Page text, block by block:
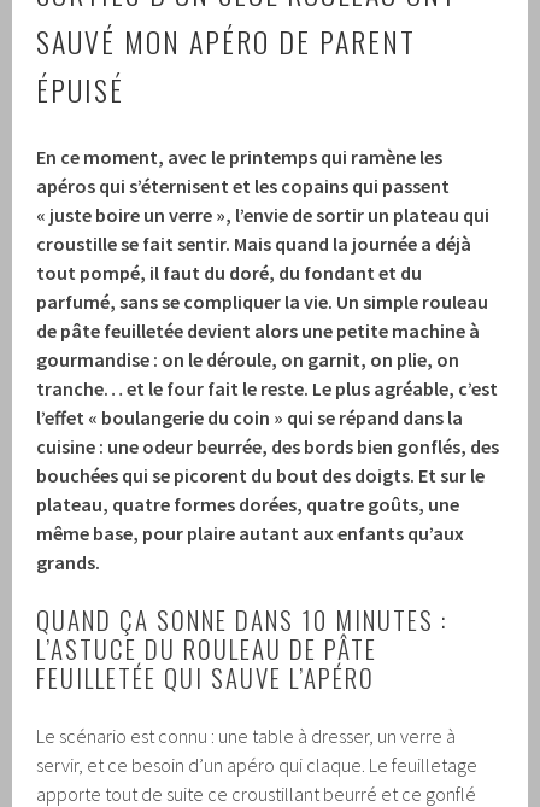
SAUVÉ MON APÉRO DE PARENT
ÉPUISÉ
En ce moment, avec le printemps qui ramène les
apéros qui s’éternisent et les copains qui passent
« juste boire un verre », l’envie de sortir un plateau qui
croustille se fait sentir. Mais quand la journée a déjà
tout pompé, il faut du doré, du fondant et du
parfumé, sans se compliquer la vie. Un simple rouleau
de pâte feuilletée devient alors une petite machine à
gourmandise : on le déroule, on garnit, on plie, on
tranche… et le four fait le reste. Le plus agréable, c’est
l’effet « boulangerie du coin » qui se répand dans la
cuisine : une odeur beurrée, des bords bien gonflés, des
bouchées qui se picorent du bout des doigts. Et sur le
plateau, quatre formes dorées, quatre goûts, une
même base, pour plaire autant aux enfants qu’aux
grands.
QUAND ÇA SONNE DANS 10 MINUTES :
L’ASTUCE DU ROULEAU DE PÂTE
FEUILLETÉE QUI SAUVE L’APÉRO
Le scénario est connu : une table à dresser, un verre à
servir, et ce besoin d’un apéro qui claque. Le feuilletage
apporte tout de suite ce croustillant beurré et ce gonflé